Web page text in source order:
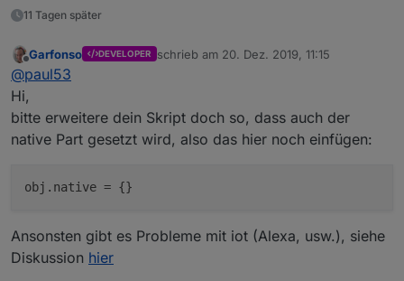
11 Tagen später
Offline
Garfonso DEVELOPER schrieb am 20. Dez. 2019, 11:15
zuletzt editiert von
@paul53
Hi,
bitte erweitere dein Skript doch so, dass auch der
native Part gesetzt wird, also das hier noch einfügen:
obj.native
Ansonsten gibt es Probleme mit iot (Alexa, usw.), siehe
Diskussion hier